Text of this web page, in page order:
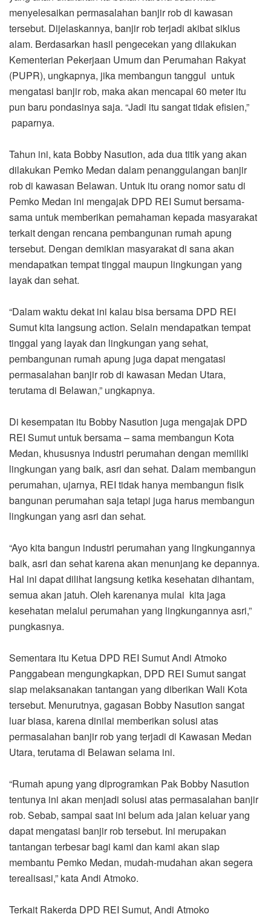
menyelesaikan permasalahan banjir rob di kawasan
tersebut. Dijelaskannya, banjir rob terjadi akibat siklus
alam. Berdasarkan hasil pengecekan yang dilakukan
Kementerian Pekerjaan Umum dan Perumahan Rakyat
(PUPR), ungkapnya, jika membangun tanggul untuk
mengatasi banjir rob, maka akan mencapai 60 meter itu
pun baru pondasinya saja. “Jadi itu sangat tidak efisien,”
paparnya.
Tahun ini, kata Bobby Nasution, ada dua titik yang akan
dilakukan Pemko Medan dalam penanggulangan banjir
rob di kawasan Belawan. Untuk itu orang nomor satu di
Pemko Medan ini mengajak DPD REI Sumut bersama-
sama untuk memberikan pemahaman kepada masyarakat
terkait dengan rencana pembangunan rumah apung
tersebut. Dengan demikian masyarakat di sana akan
mendapatkan tempat tinggal maupun lingkungan yang
layak dan sehat.
“Dalam waktu dekat ini kalau bisa bersama DPD REI
Sumut kita langsung action. Selain mendapatkan tempat
tinggal yang layak dan lingkungan yang sehat,
pembangunan rumah apung juga dapat mengatasi
permasalahan banjir rob di kawasan Medan Utara,
terutama di Belawan,” ungkapnya.
Di kesempatan itu Bobby Nasution juga mengajak DPD
REI Sumut untuk bersama – sama membangun Kota
Medan, khususnya industri perumahan dengan memiliki
lingkungan yang baik, asri dan sehat. Dalam membangun
perumahan, ujarnya, REI tidak hanya membangun fisik
bangunan perumahan saja tetapi juga harus membangun
lingkungan yang asri dan sehat.
“Ayo kita bangun industri perumahan yang lingkungannya
baik, asri dan sehat karena akan menunjang ke depannya.
Hal ini dapat dilihat langsung ketika kesehatan dihantam,
semua akan jatuh. Oleh karenanya mulai kita jaga
kesehatan melalui perumahan yang lingkungannya asri,”
pungkasnya.
Sementara itu Ketua DPD REI Sumut Andi Atmoko
Panggabean mengungkapkan, DPD REI Sumut sangat
siap melaksanakan tantangan yang diberikan Wali Kota
tersebut. Menurutnya, gagasan Bobby Nasution sangat
luar biasa, karena dinilai memberikan solusi atas
permasalahan banjir rob yang terjadi di Kawasan Medan
Utara, terutama di Belawan selama ini.
“Rumah apung yang diprogramkan Pak Bobby Nasution
tentunya ini akan menjadi solusi atas permasalahan banjir
rob. Sebab, sampai saat ini belum ada jalan keluar yang
dapat mengatasi banjir rob tersebut. Ini merupakan
tantangan terbesar bagi kami dan kami akan siap
membantu Pemko Medan, mudah-mudahan akan segera
terealisasi,” kata Andi Atmoko.
Terkait Rakerda DPD REI Sumut, Andi Atmoko